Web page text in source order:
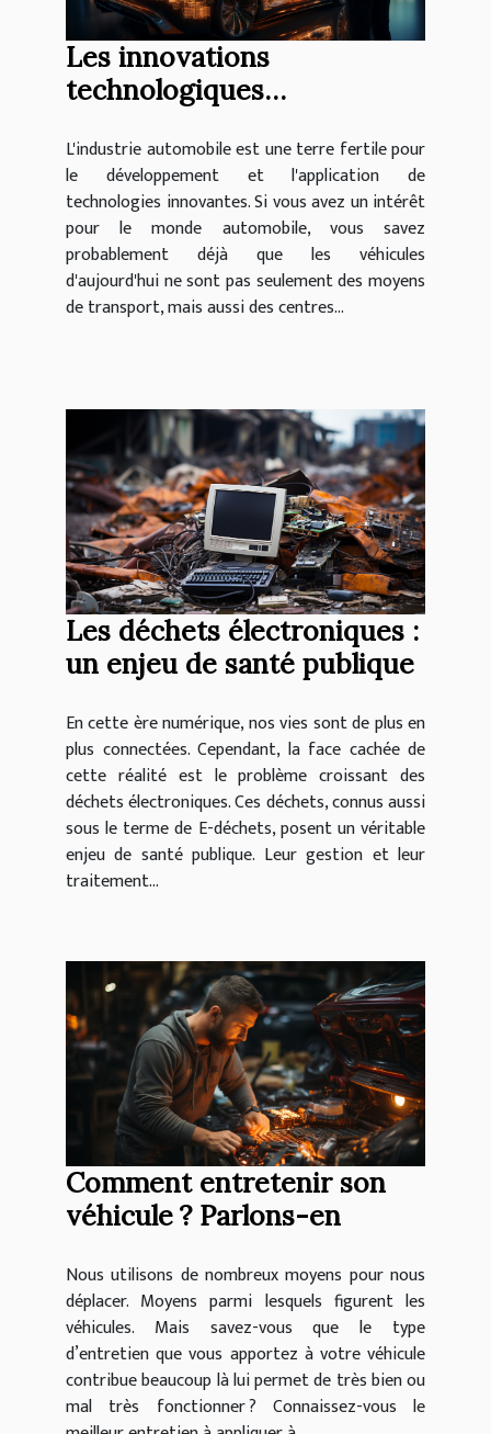
Les innovations
technologiques
automobile
L'industrie automobile est une terre fertile pour
le développement et l'application de
technologies innovantes. Si vous avez un intérêt
pour le monde automobile, vous savez
probablement déjà que les véhicules
d'aujourd'hui ne sont pas seulement des moyens
de transport, mais aussi des centres...
Les déchets électroniques :
un enjeu de santé publique
En cette ère numérique, nos vies sont de plus en
plus connectées. Cependant, la face cachée de
cette réalité est le problème croissant des
déchets électroniques. Ces déchets, connus aussi
sous le terme de E-déchets, posent un véritable
enjeu de santé publique. Leur gestion et leur
traitement...
Comment entretenir son
véhicule ? Parlons-en
Nous utilisons de nombreux moyens pour nous
déplacer. Moyens parmi lesquels figurent les
véhicules. Mais savez-vous que le type
d’entretien que vous apportez à votre véhicule
contribue beaucoup là lui permet de très bien ou
mal très fonctionner ? Connaissez-vous le